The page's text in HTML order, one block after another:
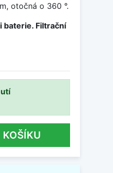
otočná o 360 °.
baterie. Filtrační
KOŠÍKU